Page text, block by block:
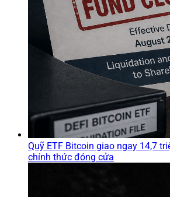
Quỹ ETF Bitcoin giao ngay 14,7
chính thức đóng cửa